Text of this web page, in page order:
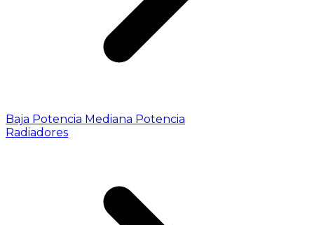
Baja Potencia Mediana Potencia
Radiadores